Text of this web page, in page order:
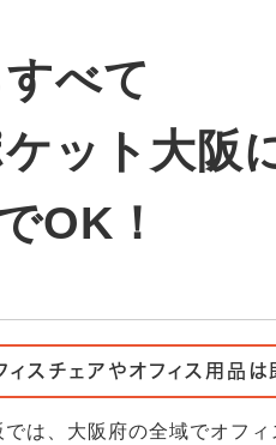
べて
ット大阪
OK！
ィスチェアやオフィス用品は
は、大阪府の全域でオフ